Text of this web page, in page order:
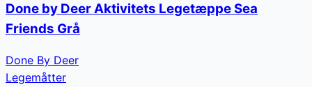
Done by Deer Aktivitets Legetæppe Sea
Friends Grå
Done By Deer
Legemåtter